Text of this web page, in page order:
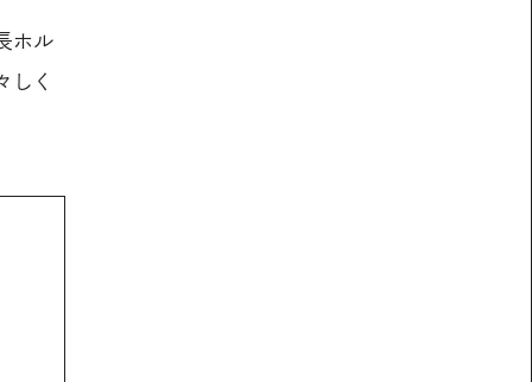
ホル
しく